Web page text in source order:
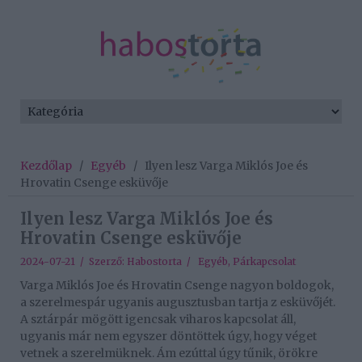
Kezdőlap / Egyéb / Ilyen lesz Varga Miklós Joe és
Hrovatin Csenge esküvője
Ilyen lesz Varga Miklós Joe és
Hrovatin Csenge esküvője
2024-07-21 / Szerző: Habostorta / Egyéb, Párkapcsolat
Varga Miklós Joe és Hrovatin Csenge nagyon boldogok,
a szerelmespár ugyanis augusztusban tartja z esküvőjét.
A sztárpár mögött igencsak viharos kapcsolat áll,
ugyanis már nem egyszer döntöttek úgy, hogy véget
vetnek a szerelmüknek. Ám ezúttal úgy tűnik, örökre